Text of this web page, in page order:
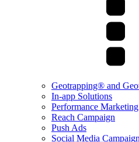
Geotrapping® and
In-app Solutions
Performance Marketing
Reach Campaign
Push Ads
Social Media Campaign